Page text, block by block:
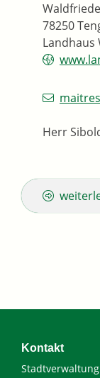
Landhaus
78250
Herr
Kontakt